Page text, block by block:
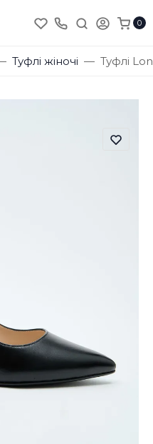
0
Туфлі жіночі Туфлі